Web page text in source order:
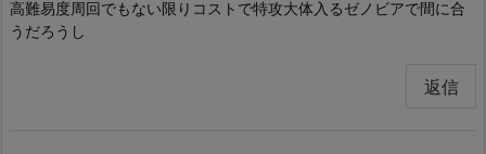
高難易度周回でもない限りコストで特攻大体入るゼノビアで間に合
うだろうし
返信